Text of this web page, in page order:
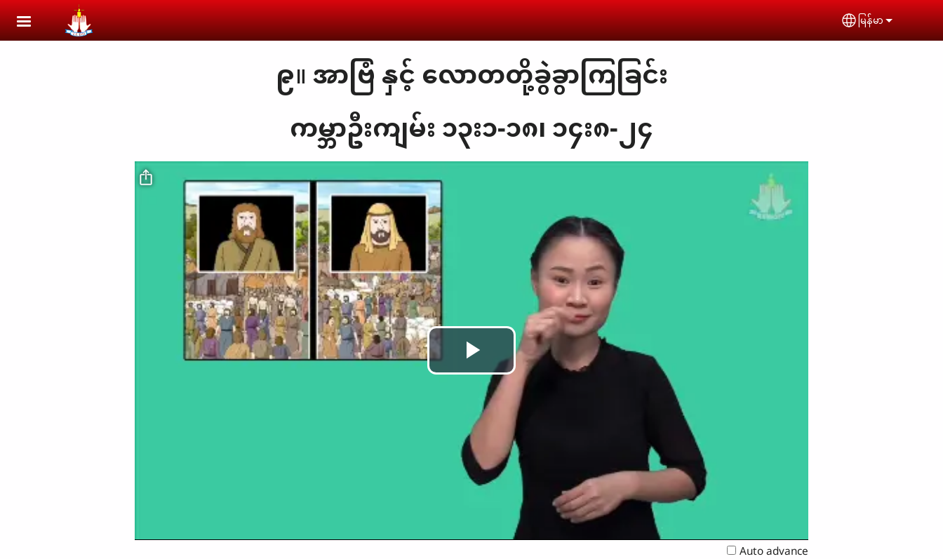
Skip to main content
Select your
မြန်မာ
၉။ အာဗြံ နှင့် လောတတို့ခွဲခွာကြခြင်း
ကမ္ဘာဦးကျမ်း ၁၃း၁-၁၈၊ ၁၄း၈-၂၄
Play
Video
Auto advance